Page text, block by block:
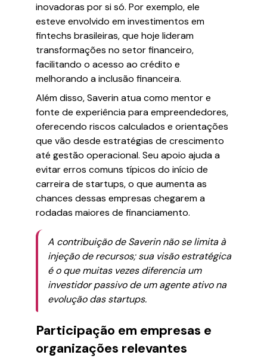
inovadoras por si só. Por exemplo, ele
esteve envolvido em investimentos em
fintechs brasileiras, que hoje lideram
transformações no setor financeiro,
facilitando o acesso ao crédito e
melhorando a inclusão financeira.
Além disso, Saverin atua como mentor e
fonte de experiência para empreendedores,
oferecendo riscos calculados e orientações
que vão desde estratégias de crescimento
até gestão operacional. Seu apoio ajuda a
evitar erros comuns típicos do início de
carreira de startups, o que aumenta as
chances dessas empresas chegarem a
rodadas maiores de financiamento.
A contribuição de Saverin não se limita à
injeção de recursos; sua visão estratégica
é o que muitas vezes diferencia um
investidor passivo de um agente ativo na
evolução das startups.
Participação em empresas e
organizações relevantes